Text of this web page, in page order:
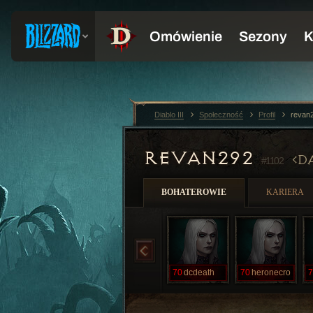
REVAN292 #1102
BOHATEROWIE KARIERA
70dcdeath 70 heronecro
Diablo III Społeczność Profil